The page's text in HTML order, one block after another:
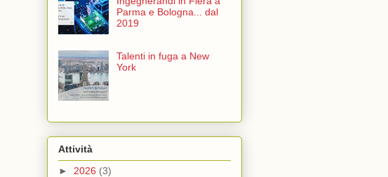
Parma e Bologna... dal
2019
Talenti in fuga a New
York
Attività
► 2026 (3)